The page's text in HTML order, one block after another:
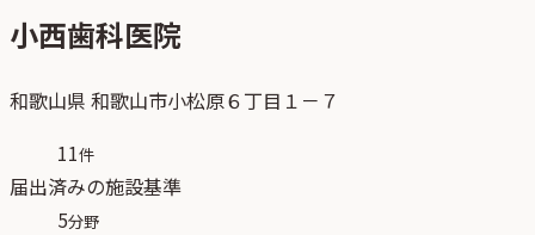
小西歯科医院
和歌山県 和歌山市小松原６丁目１－７
11件
届出済みの施設基準
5分野